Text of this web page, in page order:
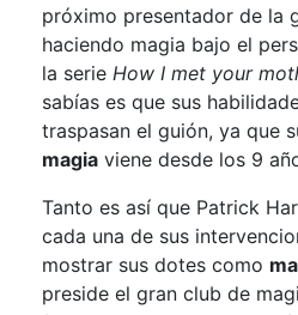
próximo presentador de la
haciendo magia bajo el
la serie How I met your
sabías es que sus
traspasan el guión, ya que
magia viene desde los 9
Tanto es así que Patrick
cada una de sus
mostrar sus dotes como
preside el gran club de